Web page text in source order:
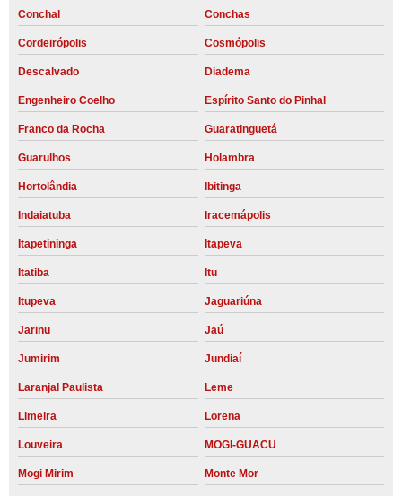
Conchal Conchas
Cordeirópolis Cosmópolis
Descalvado Diadema
Engenheiro Coelho Espírito Santo do Pinhal
Franco da Rocha Guaratinguetá
Guarulhos Holambra
Hortolândia Ibitinga
Indaiatuba Iracemápolis
Itapetininga Itapeva
Itatiba Itu
Itupeva Jaguariúna
Jarinu Jaú
Jumirim Jundiaí
Laranjal Paulista Leme
Limeira Lorena
Louveira MOGI-GUACU
Mogi Mirim Monte Mor